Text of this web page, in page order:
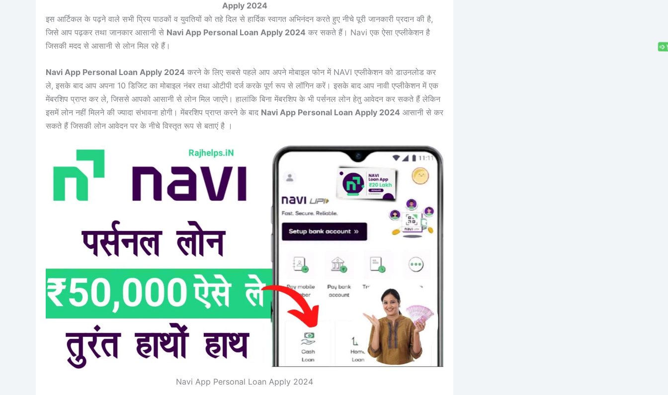
Apply 2024
इस आर्टिकल के पढ़ने वाले सभी प्रिय पाठकों व युवतियों को तहे दिल से हार्दिक स्वागत अभिनंदन करते हुए नीचे पूरी जानकारी प्रदान की है,
जिसे आप पढ़कर तथा जानकार आसानी से Navi App Personal Loan Apply 2024 कर सकते हैं। Navi एक ऐसा एप्लीकेशन है
जिसकी मदद से आसानी से लोन मिल रहे हैं।
Navi App Personal Loan Apply 2024 करने के लिए सबसे पहले आप अपने मोबाइल फोन में NAVI एप्लीकेशन को डाउनलोड कर
ले, इसके बाद आप अपना 10 डिजिट का मोबाइल नंबर तथा ओटीपी दर्ज करके पूर्ण रूप से लॉगिन करें। इसके बाद आप नावी एप्लीकेशन में एक
मेंबरशिप प्राप्त कर ले, जिससे आपको आसानी से लोन मिल जाएंगे। हालांकि बिना मेंबरशिप के भी पर्सनल लोन हेतु आवेदन कर सकते हैं लेकिन
इसमें लोन नहीं मिलने की ज्यादा संभावना होगी। मेंबरशिप प्राप्त करने के बाद Navi App Personal Loan Apply 2024 आसानी से कर
सकते हैं जिसकी लोन आवेदन पर के नीचे विस्तृत रूप से बताएं है ।
Navi App Personal Loan Apply 2024